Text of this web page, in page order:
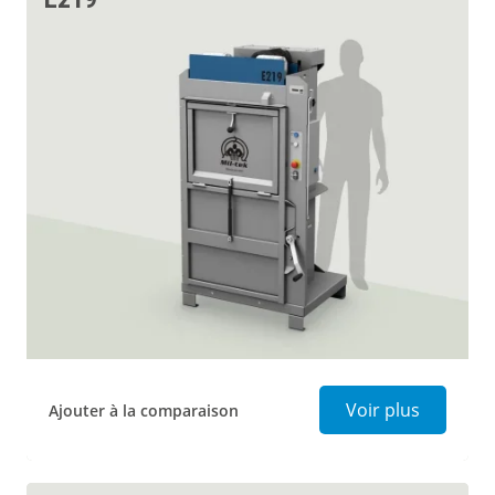
Ajouter à la comparaison Voir plus